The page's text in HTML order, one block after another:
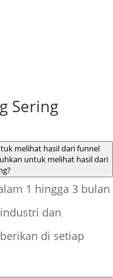
Sering
melihat hasil dari funnel
untuk melihat hasil dari
1 hingga 3 bulan
dan
di setiap